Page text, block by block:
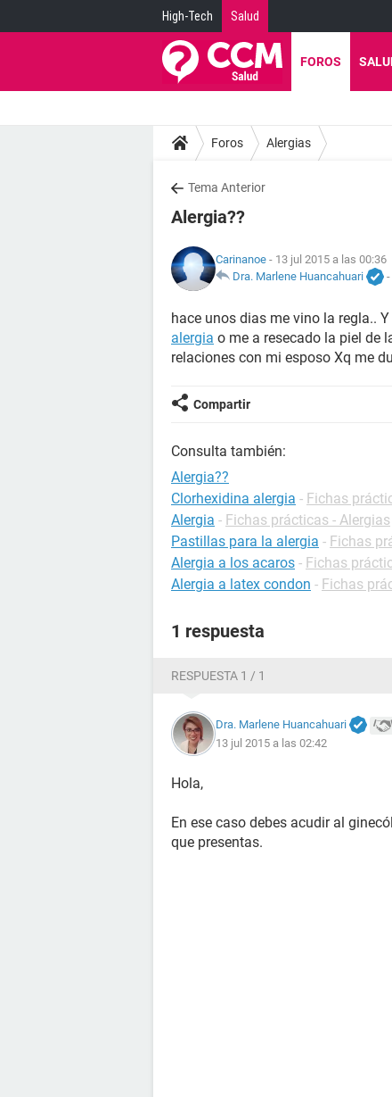
High-Tech Salud
FOROS
Foros Alergias
Tema Anterior
Alergia??
Carinanoe - 13 jul 2015 a las 00:36
Dra. Marlene Huancahuari
-
hace unos dias me vino la regla..
alergia o me a resecado la piel de
relaciones con mi esposo Xq me
Compartir
Consulta también:
Alergia??
Clorhexidina alergia - Fichas
Alergia - Fichas prácticas - Alergias
Pastillas para la alergia - Fichas
Alergia a los acaros - Fichas
Alergia a latex condon - Fichas
1 respuesta
RESPUESTA 1 / 1
Dra. Marlene Huancahuari
13 jul 2015 a las 02:42
Hola,
En ese caso debes acudir al
que presentas.